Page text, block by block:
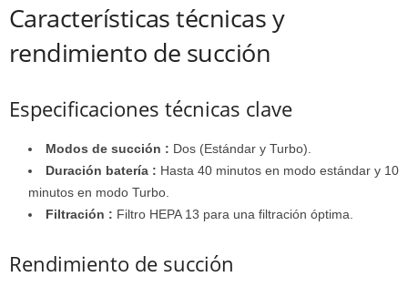
Características técnicas y
rendimiento de succión
Especificaciones técnicas clave
Modos de succión : Dos (Estándar y Turbo).
Duración batería : Hasta 40 minutos en modo estándar y 10
minutos en modo Turbo.
Filtración : Filtro HEPA 13 para una filtración óptima.
Rendimiento de succión